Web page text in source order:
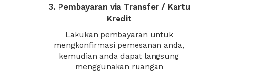
3. Pembayaran via Transfer / Kartu
Kredit
Lakukan pembayaran untuk
mengkonfirmasi pemesanan anda,
kemudian anda dapat langsung
menggunakan ruangan